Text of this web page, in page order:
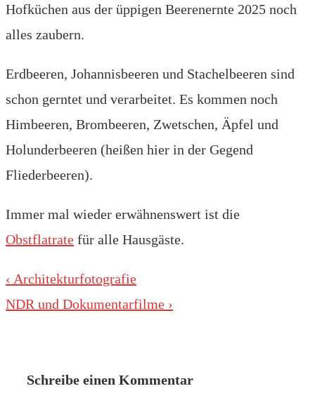
Hofküchen aus der üppigen Beerenernte 2025 noch
alles zaubern.
Erdbeeren, Johannisbeeren und Stachelbeeren sind
schon gerntet und verarbeitet. Es kommen noch
Himbeeren, Brombeeren, Zwetschen, Äpfel und
Holunderbeeren (heißen hier in der Gegend
Fliederbeeren).
Immer mal wieder erwähnenswert ist die
Obstflatrate für alle Hausgäste.
Beitragsnavigation
Vorheriger
Beitrag
‹ Architekturfotografie
Nächster
NDR und Dokumentarfilme ›
Schreibe einen Kommentar